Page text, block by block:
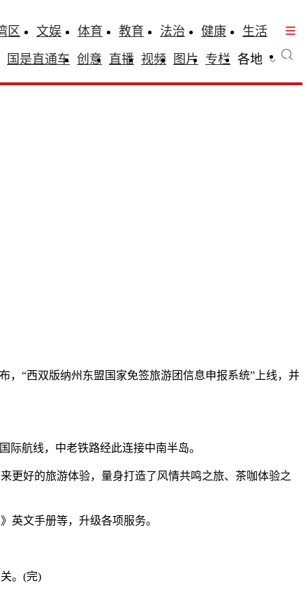
区 文娱 体育 教育 法治 健康
生活
国是直通车 创意 直播 视频 图片 专栏 各地
，“西双版纳州东盟国家免签旅游团信息申报系统”上线，并
航线，中老铁路经此连接中南半岛。
好的旅游体验，量身打造了风情共鸣之旅、茶咖体验之
文手册等，升级各项服务。
。(完)